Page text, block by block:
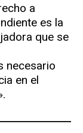
a
es la
que se
necesario
en el